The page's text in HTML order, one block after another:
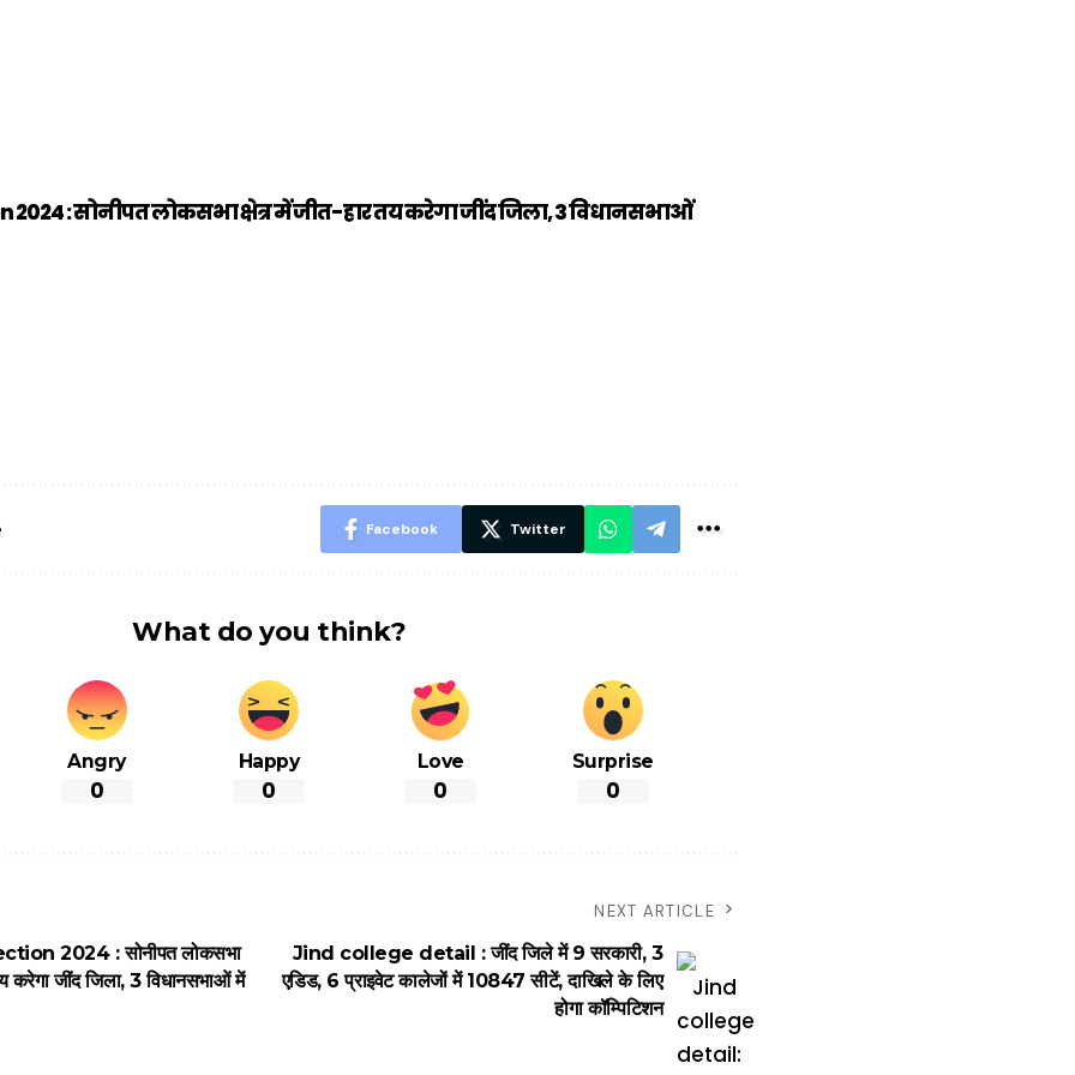
2024 : सोनीपत लोकसभा क्षेत्र में जीत-हार तय करेगा जींद जिला, 3 विधानसभाओं
निगरानी
Facebook Twitter
What do you think?
Angry
0
Happy
0
Love
0
Surprise
0
2024 : सोनीपत लोकसभा
करेगा जींद जिला, 3 विधानसभाओं में
NEXT ARTICLE
Jind college detail : जींद जिले में 9 सरकारी, 3
एडिड, 6 प्राइवेट कालेजों में 10847 सीटें, दाखिले के लिए
होगा कॉम्पिटिशन